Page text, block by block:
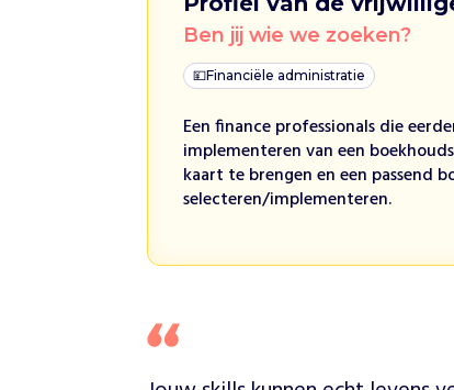
c
n
t
Ben jij wie we zoeken?
💴Financiële administratie
Een finance professionals die
implementeren van een
kaart te brengen en een passend
selecteren/implementeren.